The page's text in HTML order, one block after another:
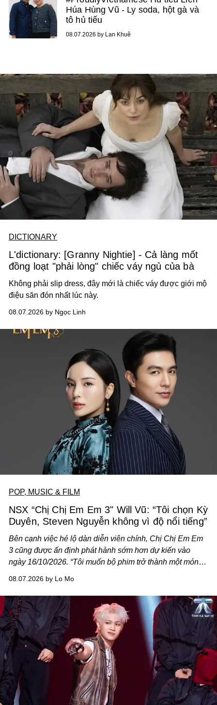
Húa Hùng Vũ - Ly soda, hột gà và
tô hủ tiếu
08.07.2026 by Lan Khuê
DICTIONARY
L'dictionary: [Granny Nightie] - Cả làng mốt
đồng loạt "phải lòng" chiếc váy ngủ của bà
Không phải slip dress, đây mới là chiếc váy được giới mộ
điệu săn đón nhất lúc này.
08.07.2026 by Ngọc Linh
POP, MUSIC & FILM
NSX “Chị Chị Em Em 3" Will Vũ: “Tôi chọn Kỳ
Duyên, Steven Nguyễn không vì độ nổi tiếng”
Bên cạnh việc hé lộ dàn diễn viên chính, Chị Chị Em Em
3 cũng được ấn định phát hành sớm hơn dự kiến vào
ngày 16/10/2026. “Tôi muốn bộ phim trở thành một món
Việt Nam”, NSX Will Vũ cho biết.
08.07.2026 by Lo Mo